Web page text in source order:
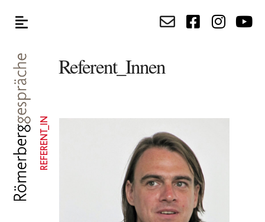
Referent_Innen
REFERENT_IN